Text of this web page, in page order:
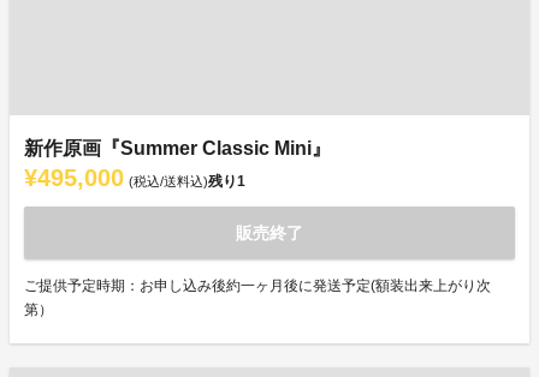
新作原画『Summer Classic Mini』
¥495,000 (税込/送料込)残り1
販売終了
ご提供予定時期：お申し込み後約一ヶ月後に発送予定(額装出来上がり次
第）